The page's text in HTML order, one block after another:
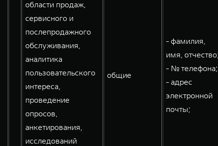
области продаж,
сервисного и
послепродажного
обслуживания,
аналитика
пользовательского
интереса,
проведение
опросов,
анкетирования,
исследований
общие
- фамилия,
имя,
- № телефона;
- адрес
электронной
почты;